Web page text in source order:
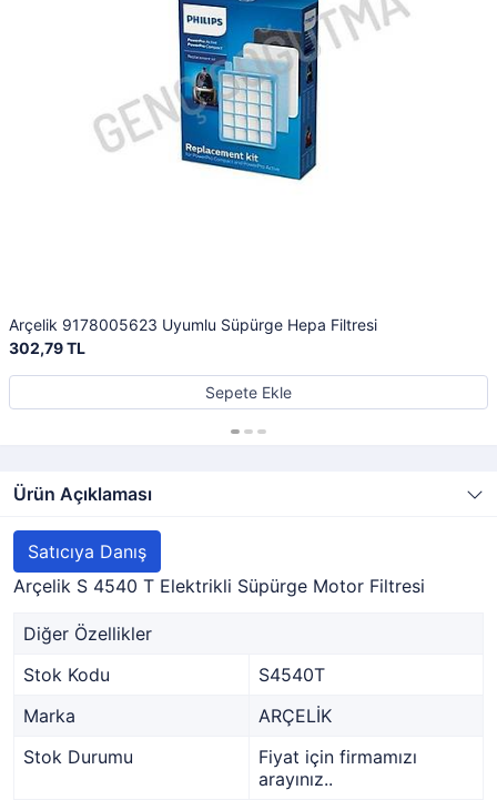
Arçelik 9178005623 Uyumlu Süpürge Hepa Filtresi
302,79 TL
Sepete Ekle
Ürün Açıklaması
Satıcıya Danış
Arçelik S 4540 T Elektrikli Süpürge Motor Filtresi
Diğer Özellikler
Stok Kodu
S4540T
Marka
ARÇELİK
Stok Durumu
Fiyat için firmamızı
arayınız..